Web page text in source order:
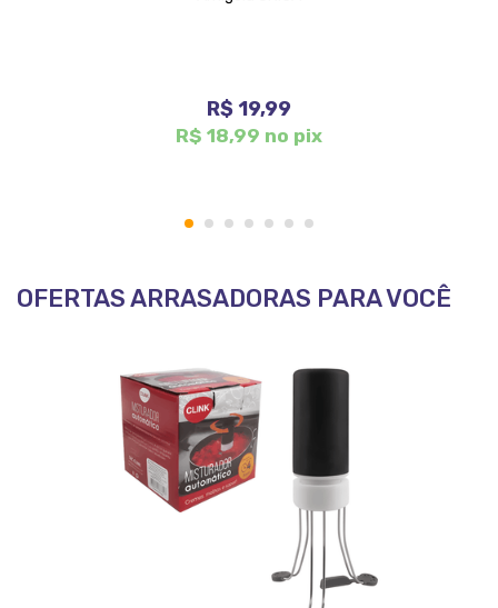
R$ 19,99
R$ 18,99 no pix
1 2 3 4 5 6 7
OFERTAS ARRASADORAS PARA VOCÊ